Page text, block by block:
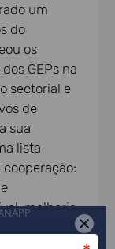
um
do
os
dos GEPs na
sectorial e
de
sua
lista
melhoria